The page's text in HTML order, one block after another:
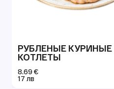
РУБЛЕНЫЕ КУРИНЫЕ
КОТЛЕТЫ
8.69 €
17 лв